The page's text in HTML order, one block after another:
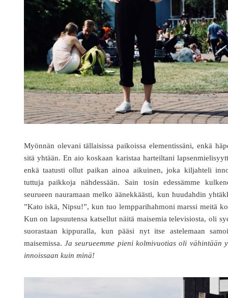
Myönnän olevani tällaisissa paikoissa elementissäni, enkä
sitä yhtään. En aio koskaan karistaa harteiltani
enkä taatusti ollut paikan ainoa aikuinen, joka kiljahteli
tuttuja paikkoja nähdessään. Sain tosin edessämme
seurueen nauramaan melko äänekkäästi, kun huudahdin
”Kato iskä, Nipsu!”, kun tuo lempparihahmoni marssi meitä
Kun on lapsuutensa katsellut näitä maisemia televisiosta, oli
suorastaan kippuralla, kun pääsi nyt itse astelemaan
maisemissa. Ja seurueemme pieni kolmivuotias oli vähintään
innoissaan kuin minä!